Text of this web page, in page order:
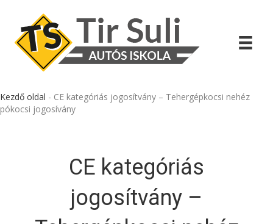
Kezdő oldal - CE kategóriás jogosítvány – Tehergépkocsi nehéz
pókocsi jogosívány
CE kategóriás
jogosítvány –